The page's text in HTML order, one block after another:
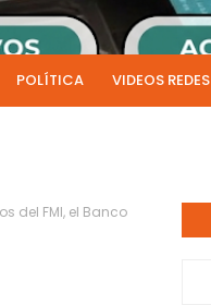
POLÍTICA VIDEOS REDES
del FMI, el Banco